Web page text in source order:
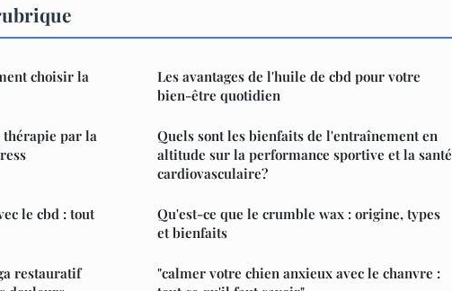
choisir la
thérapie par la
le cbd : tout
restauratif
Les avantages de l'huile de cbd pour votre
bien-être quotidien
Quels sont les bienfaits de l'entraînement en
altitude sur la performance sportive et la santé
cardiovasculaire?
Qu'est-ce que le crumble wax : origine, types
et bienfaits
"calmer votre chien anxieux avec le chanvre :